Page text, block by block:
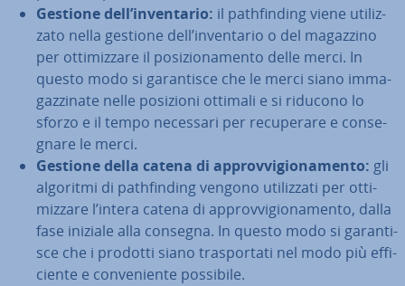
Gestione dell’in­ven­ta­rio: il pa­th­fin­ding viene uti­liz­
za­to nella gestione dell’in­ven­ta­rio o del magazzino
per ot­ti­miz­za­re il po­si­zio­na­men­to delle merci. In
questo modo si ga­ran­ti­sce che le merci siano im­ma­
gaz­zi­na­te nelle posizioni ottimali e si riducono lo
sforzo e il tempo necessari per re­cu­pe­ra­re e con­se­
gna­re le merci.
Gestione della catena di ap­prov­vi­gio­na­men­to: gli
algoritmi di pa­th­fin­ding vengono uti­liz­za­ti per ot­ti­
miz­za­re l’intera catena di ap­prov­vi­gio­na­men­to, dalla
fase iniziale alla consegna. In questo modo si ga­ran­ti­
sce che i prodotti siano tra­spor­ta­ti nel modo più ef­fi­
cien­te e con­ve­nien­te possibile.